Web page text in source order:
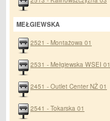
MEŁGIEWSKA
2521 - Montażowa 01
2531 - Mełgiewska WSEI 01
2451 - Outlet Center NŻ 01
2541 - Tokarska 01